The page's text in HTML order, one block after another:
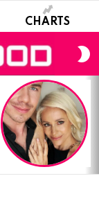
CHARTS